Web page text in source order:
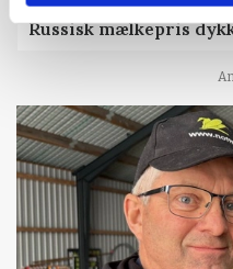
MARKED
Russisk mælkepris